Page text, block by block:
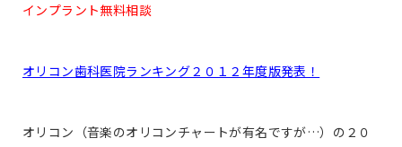
インプラント無料相談
オリコン歯科医院ランキング２０１２年度版発表！
オリコン（音楽のオリコンチャートが有名ですが…）の２０